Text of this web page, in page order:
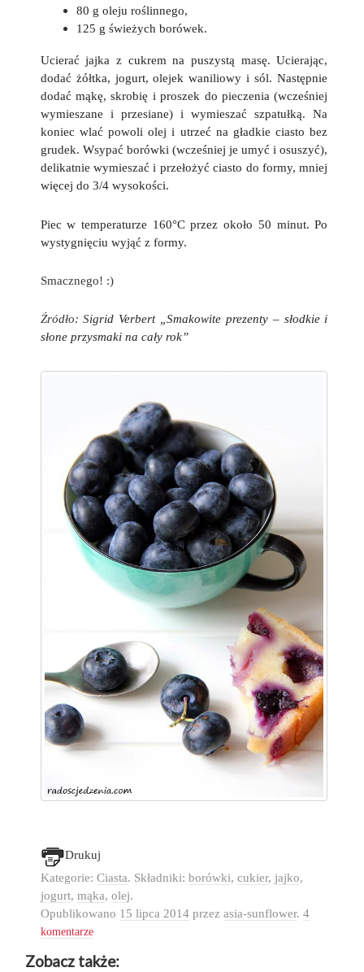
80 g oleju roślinnego,
125 g świeżych borówek.
Ucierać jajka z cukrem na puszystą masę. Ucierając,
dodać żółtka, jogurt, olejek waniliowy i sól. Następnie
dodać mąkę, skrobię i proszek do pieczenia (wcześniej
wymieszane i przesiane) i wymieszać szpatułką. Na
koniec wlać powoli olej i utrzeć na gładkie ciasto bez
grudek. Wsypać borówki (wcześniej je umyć i osuszyć),
delikatnie wymieszać i przełożyć ciasto do formy, mniej
więcej do 3/4 wysokości.
Piec w temperaturze 160°C przez około 50 minut. Po
wystygnięciu wyjąć z formy.
Smacznego! :)
Źródło: Sigrid Verbert „Smakowite prezenty – słodkie i
słone przysmaki na cały rok”
Drukuj
Kategorie: Ciasta. Składniki: borówki, cukier, jajko,
jogurt, mąka, olej.
Opublikowano 15 lipca 2014przez asia-sunflower. 4
komentarze
Zobacz także: